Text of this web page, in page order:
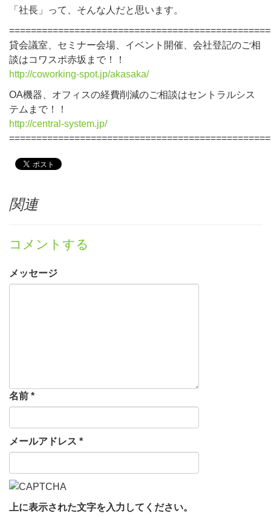
「社長」って、そんな人だと思います。
貸会議室、セミナー会場、イベント開催、会社登記のご相
談はコワスポ赤坂まで！！
http://coworking-spot.jp/akasaka/
OA機器、オフィスの経費削減のご相談はセントラルシス
テムまで！！
http://central-system.jp/
関連
コメントする
メッセージ
名前 *
メールアドレス *
上に表示された文字を入力してください。